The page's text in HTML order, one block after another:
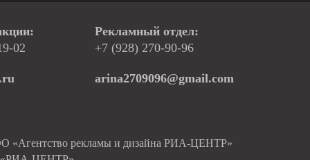
02
Рекламный отдел:
+7 (928) 270-90-96
arina2709096@gmail.com
«Агентство рекламы и дизайна РИА-ЦЕНТР»